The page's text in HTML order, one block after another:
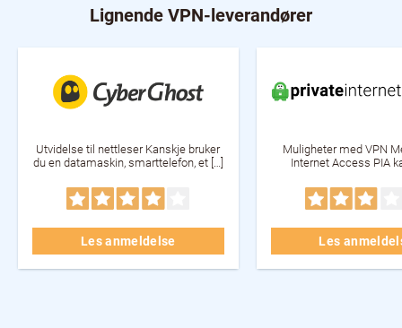
Lignende VPN-leverandører
Utvidelse til nettleser Kanskje bruker
du en datamaskin, smarttelefon, et […]
Les anmeldelse
Muligheter med VPN
Internet Access PIA
Les